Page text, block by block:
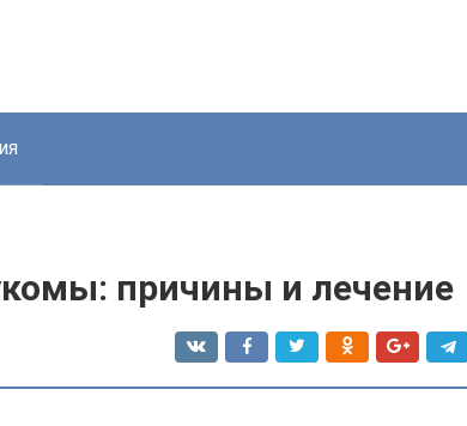
причины и лечение